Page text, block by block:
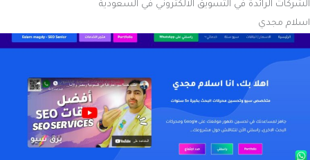
الشركات الرائدة في التسويق الالكتروني في السعودية
اسلام مجدي